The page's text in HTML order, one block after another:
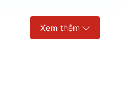
Xem thêm